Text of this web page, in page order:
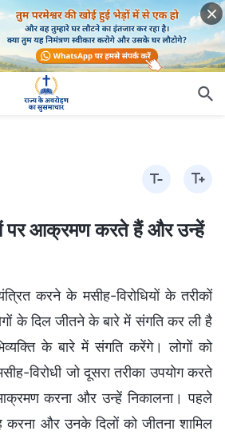
पर आक्रमण करते हैं और उन्हें
करने के मसीह-विरोधियों के तरीकों
के दिल जीतने के बारे में संगति कर ली है
के बारे में संगति करेंगे। लोगों को
विरोधी जो दूसरा तरीका उपयोग करते
करना और उन्हें निकालना। पहले
करना और उनके दिलों को जीतना शामिल